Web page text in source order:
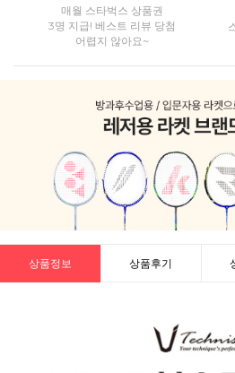
매월 스타벅스 상품권
3명 지급! 베스트 리뷰 당첨
어렵지 않아요~
상품정보 상품후기